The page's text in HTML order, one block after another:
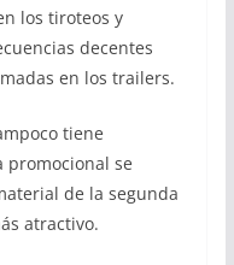
los tiroteos y
decentes
en los trailers.
tiene
promocional se
de la segunda
atractivo.